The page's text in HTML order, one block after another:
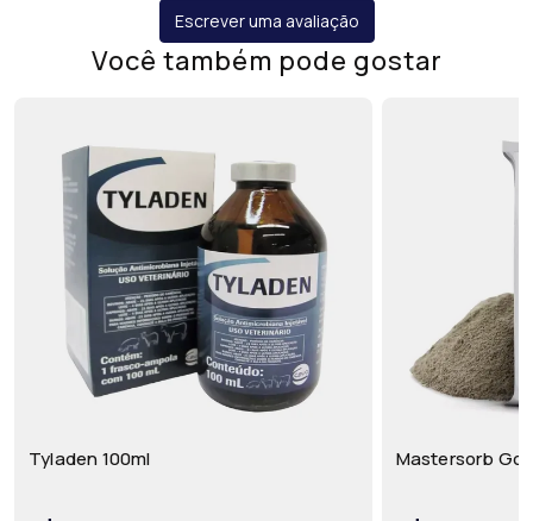
Escrever uma avaliação
Você também pode gostar
Tyladen 100ml Mastersorb